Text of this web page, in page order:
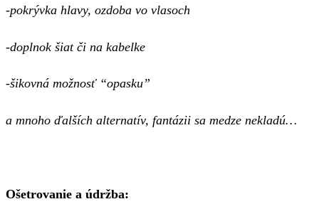
-pokrývka hlavy, ozdoba vo vlasoch
-doplnok šiat či na kabelke
-šikovná možnosť “opasku”
a mnoho ďalších alternatív, fantázii sa medze nekladú…
Ošetrovanie a údržba: